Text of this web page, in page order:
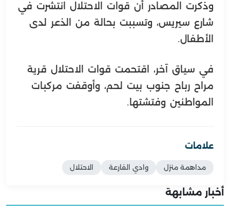
وذكرت المصادر أن قوات الاحتلال انتشرت في
شارع سيريس، وتسببت بحالة من الذعر لدى
الأطفال.
في سياق آخر، اقتحمت قوات الاحتلال قرية
مراح رباح جنوب بيت لحم، وأوقفت مركبات
المواطنين وفتشتها.
علامات
مداهمة منزل وادي الفارعة الاحتلال
أخبار مشابهة